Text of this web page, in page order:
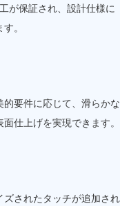
が保証され、設計仕様に
。
要件に応じて、滑らかな
仕上げを実現できます。
されたタッチが追加され